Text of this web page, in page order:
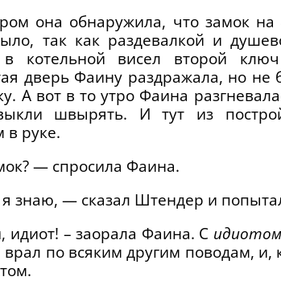
она обнаружила, что замок на
так как раздевалкой и
в котельной висел второй
дверь Фаину раздражала, но
А вот в то утро Фаина
швырять. И тут из
в руке.
— спросила Фаина.
знаю, — сказал Штендер и
– заорала Фаина. С идиотом
врал по всяким другим поводам,